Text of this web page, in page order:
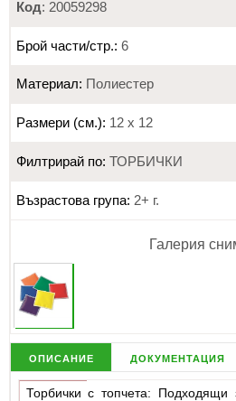
Код: 20059298
Брой части/стр.: 6
Материал: Полиестер
Размери (см.): 12 х 12
Филтрирай по: ТОРБИЧКИ
Възрастова група: 2+ г.
Галерия
описание документация
Торбички с топчета: